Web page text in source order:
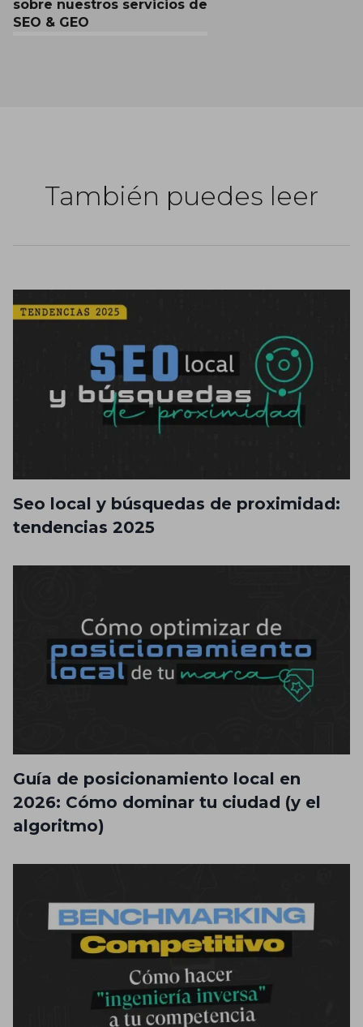
sobre nuestros servicios de
SEO & GEO
También puedes leer
Seo local y búsquedas de proximidad:
tendencias 2025
Guía de posicionamiento local en
2026: Cómo dominar tu ciudad (y el
algoritmo)